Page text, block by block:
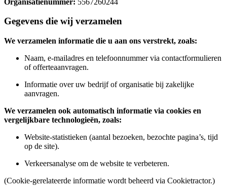
Gegevens die wij verzamelen
We verzamelen informatie die u aan ons verstrekt, zoals:
Naam, e-mailadres en telefoonnummer via contactformulieren
of offerteaanvragen.
Informatie over uw bedrijf of organisatie bij zakelijke
aanvragen.
We verzamelen ook automatisch informatie via cookies en
vergelijkbare technologieën, zoals:
Website-statistieken (aantal bezoeken, bezochte pagina’s, tijd
op de site).
Verkeersanalyse om de website te verbeteren.
(Cookie-gerelateerde informatie wordt beheerd via Cookietractor.)